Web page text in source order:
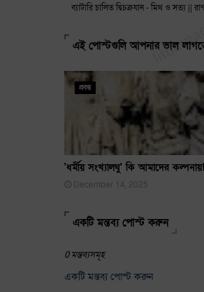
ব্যাটারি চালিত দ্বিচক্রযান - মিথ ও সত্য ||
এই পোস্টগুলি আপনার ভাল
প্রবন্ধ
'ধর্মীয় সংখ্যালঘু' কি আমাদের
December 14, 2025
একটি মন্তব্য পোস্ট করুন
0 মন্তব্যসমূহ
একটি মন্তব্য পোস্ট করুন